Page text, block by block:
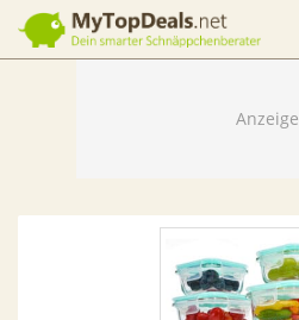
Dein smarter Schnäppchenberater